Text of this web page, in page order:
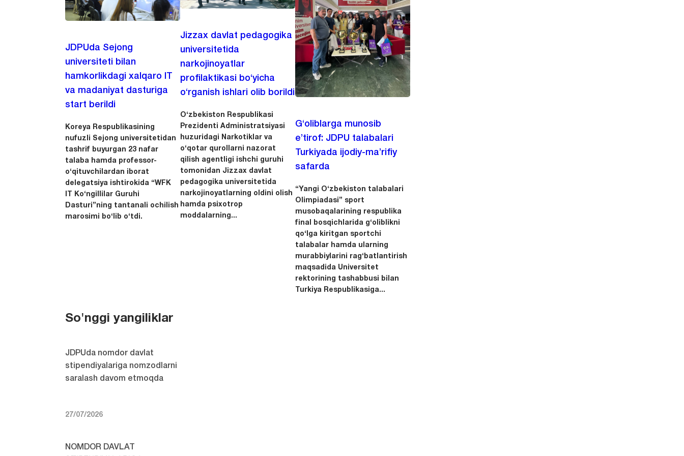
JDPUda Sejong
universiteti bilan
hamkorlikdagi xalqaro IT
va madaniyat dasturiga
start berildi
Koreya Respublikasining
nufuzli Sejong universitetidan
tashrif buyurgan 23 nafar
talaba hamda professor-
o‘qituvchilardan iborat
delegatsiya ishtirokida “WFK
IT Ko‘ngillilar Guruhi
Dasturi”ning tantanali ochilish
marosimi bo‘lib o‘tdi.
Jizzax davlat pedagogika
universitetida
narkojinoyatlar
profilaktikasi bo‘yicha
o‘rganish ishlari olib borildi
O‘zbekiston Respublikasi
Prezidenti Administratsiyasi
huzuridagi Narkotiklar va
o‘qotar qurollarni nazorat
qilish agentligi ishchi guruhi
tomonidan Jizzax davlat
pedagogika universitetida
narkojinoyatlarning oldini olish
hamda psixotrop
moddalarning...
G‘oliblarga munosib
e’tirof: JDPU talabalari
Turkiyada ijodiy-ma’rifiy
safarda
“Yangi O‘zbekiston talabalari
Olimpiadasi” sport
musobaqalarining respublika
final bosqichlarida g‘oliblikni
qo‘lga kiritgan sportchi
talabalar hamda ularning
murabbiylarini rag‘batlantirish
maqsadida Universitet
rektorining tashabbusi bilan
Turkiya Respublikasiga...
So'nggi yangiliklar
JDPUda nomdor davlat
stipendiyalariga nomzodlarni
saralash davom etmoqda
27/07/2026
NOMDOR DAVLAT